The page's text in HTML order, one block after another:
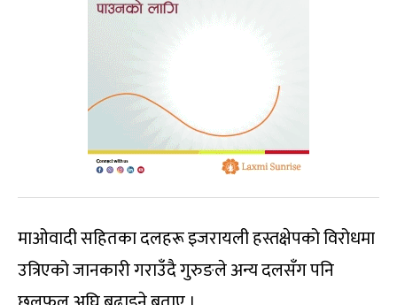
माओवादी सहितका दलहरू इजरायली हस्तक्षेपको विरोधमा
उत्रिएको जानकारी गराउँदै गुरुङले अन्य दलसँग पनि